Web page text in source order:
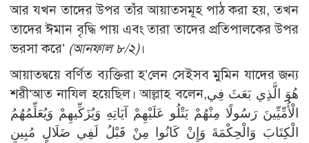
আর যখন তাদের উপর তাঁর আয়াতসমূহ পাঠ করা হয়, তখন
তাদের ঈমান বৃদ্ধি পায় এবং তারা তাদের প্রতিপালকের উপর
ভরসা করে’ (আনফাল ৮/২)।
আয়াতদ্বয়ে বর্ণিত ব্যক্তিরা হ’লেন সেইসব মুমিন যাদের জন্য
শরী‘আত নাযিল হয়েছিল। আল্লাহ বলেন,هُوَ الَّذِي بَعَثَ فِي
الْأُمِّيِّينَ رَسُولًا مِنْهُمْ يَتْلُو عَلَيْهِمْ آيَاتِهِ وَيُزَكِّيهِمْ وَيُعَلِّمُهُمُ
الْكِتَابَ وَالْحِكْمَةَ وَإِنْ كَانُوا مِنْ قَبْلُ لَفِي ضَلَالٍ مُبِينٍ